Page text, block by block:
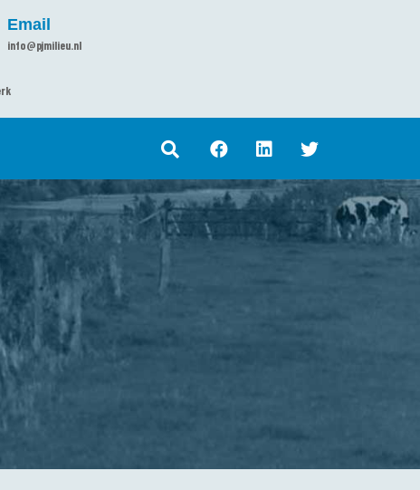
Email
info@pjmilieu.nl